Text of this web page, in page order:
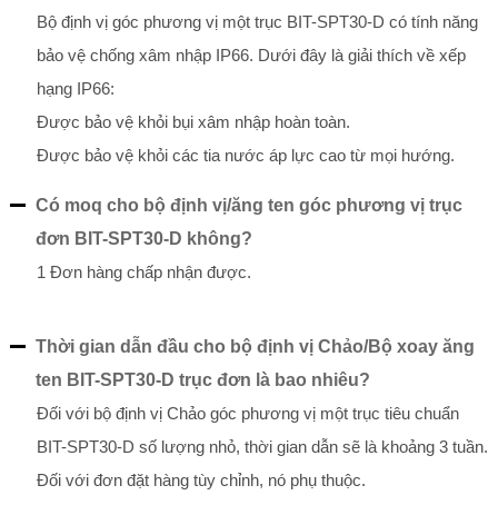
Bộ định vị góc phương vị một trục BIT-SPT30-D có tính năng
bảo vệ chống xâm nhập IP66. Dưới đây là giải thích về xếp
hạng IP66:
Được bảo vệ khỏi bụi xâm nhập hoàn toàn.
Được bảo vệ khỏi các tia nước áp lực cao từ mọi hướng.
Có moq cho bộ định vị/ăng ten góc phương vị trục
đơn BIT-SPT30-D không?
1 Đơn hàng chấp nhận được.
Thời gian dẫn đầu cho bộ định vị Chảo/Bộ xoay ăng
ten BIT-SPT30-D trục đơn là bao nhiêu?
Đối với bộ định vị Chảo góc phương vị một trục tiêu chuẩn
BIT-SPT30-D số lượng nhỏ, thời gian dẫn sẽ là khoảng 3 tuần.
Đối với đơn đặt hàng tùy chỉnh, nó phụ thuộc.